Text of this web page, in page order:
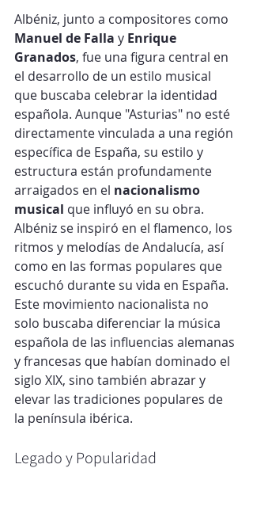
Albéniz, junto a compositores como
Manuel de Falla y Enrique
Granados, fue una figura central en
el desarrollo de un estilo musical
que buscaba celebrar la identidad
española. Aunque "Asturias" no esté
directamente vinculada a una región
específica de España, su estilo y
estructura están profundamente
arraigados en el nacionalismo
musical que influyó en su obra.
Albéniz se inspiró en el flamenco, los
ritmos y melodías de Andalucía, así
como en las formas populares que
escuchó durante su vida en España.
Este movimiento nacionalista no
solo buscaba diferenciar la música
española de las influencias alemanas
y francesas que habían dominado el
siglo XIX, sino también abrazar y
elevar las tradiciones populares de
la península ibérica.
Legado y Popularidad